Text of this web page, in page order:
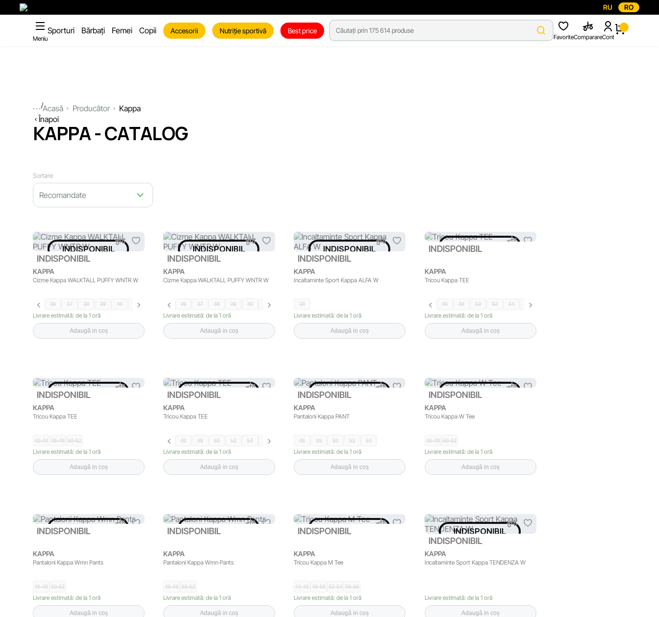
RU RO
Meniu
Sporturi Bărbați Femei Copii Accesorii Nutriție sportivă Best price
FavoriteComparareCont
...Acasă Producător
Kappa
Înapoi
KAPPA - CATALOG
Sortare
Recomandate
INDISPONIBIL
INDISPONIBIL
KAPPA
Cizme Kappa WALKTALL PUFFY WNTR W
36 37 38 39 40 41
Livrare estimată: de la 1 oră
Adaugă in coș
INDISPONIBIL
INDISPONIBIL
KAPPA
Cizme Kappa WALKTALL PUFFY WNTR W
36 37 38 39 40 41
Livrare estimată: de la 1 oră
Adaugă in coș
INDISPONIBIL
INDISPONIBIL
KAPPA
Incaltaminte Sport Kappa ALFA W
38
Livrare estimată: de la 1 oră
Adaugă in coș
INDISPONIBIL
INDISPONIBIL
KAPPA
Tricou Kappa TEE
46 48 50 52 54 58
Livrare estimată: de la 1 oră
Adaugă in coș
INDISPONIBIL
INDISPONIBIL
KAPPA
Tricou Kappa TEE
42-44 46-48 50-52
Livrare estimată: de la 1 oră
Adaugă in coș
INDISPONIBIL
INDISPONIBIL
KAPPA
Tricou Kappa TEE
46 48 50 52 54 58
Livrare estimată: de la 1 oră
Adaugă in coș
INDISPONIBIL
INDISPONIBIL
KAPPA
Pantaloni Kappa PANT
46 48 50 52 54
Livrare estimată: de la 1 oră
Adaugă in coș
INDISPONIBIL
INDISPONIBIL
KAPPA
Tricou Kappa W Tee
46-48 50-52
Livrare estimată: de la 1 oră
Adaugă in coș
INDISPONIBIL
INDISPONIBIL
KAPPA
Pantaloni Kappa Wmn Pants
46-48 50-52
Livrare estimată: de la 1 oră
Adaugă in coș
INDISPONIBIL
INDISPONIBIL
KAPPA
Pantaloni Kappa Wmn Pants
46-48 50-52
Livrare estimată: de la 1 oră
Adaugă in coș
INDISPONIBIL
INDISPONIBIL
KAPPA
Tricou Kappa M Tee
44-46 48-50 52-54 56-58
Livrare estimată: de la 1 oră
Adaugă in coș
INDISPONIBIL
INDISPONIBIL
KAPPA
Incaltaminte Sport Kappa TENDENZA W
Livrare estimată: de la 1 oră
Adaugă in coș